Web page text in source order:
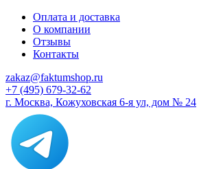
Оплата и доставка
О компании
Отзывы
Контакты
zakaz@faktumshop.ru
+7 (495) 679-32-62
г. Москва, Кожуховская 6-я ул, дом № 24